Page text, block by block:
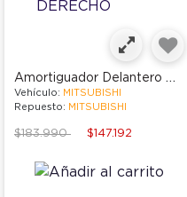
Amortiguador Delantero Derecho
Vehículo: MITSUBISHI
Repuesto: MITSUBISHI
Price reduced from
$183.990to $147.192